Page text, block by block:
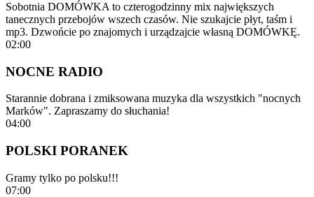
Sobotnia DOMÓWKA to czterogodzinny mix największych
tanecznych przebojów wszech czasów. Nie szukajcie płyt, taśm i
mp3. Dzwońcie po znajomych i urządzajcie własną DOMÓWKĘ.
02:00
NOCNE RADIO
Starannie dobrana i zmiksowana muzyka dla wszystkich "nocnych
Marków". Zapraszamy do słuchania!
04:00
POLSKI PORANEK
Gramy tylko po polsku!!!
07:00